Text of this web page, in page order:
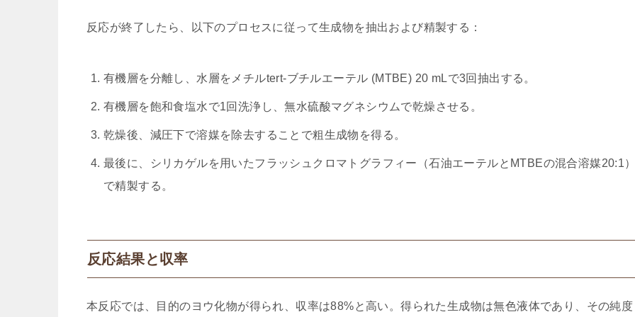
反応が終了したら、以下のプロセスに従って生成物を抽出および精製する：
有機層を分離し、水層をメチルtert-ブチルエーテル (MTBE) 20 mLで3回抽出する。
有機層を飽和食塩水で1回洗浄し、無水硫酸マグネシウムで乾燥させる。
乾燥後、減圧下で溶媒を除去することで粗生成物を得る。
最後に、シリカゲルを用いたフラッシュクロマトグラフィー（石油エーテルとMTBEの混合溶媒20:1
で精製する。
反応結果と収率
本反応では、目的のヨウ化物が得られ、収率は88%と高い。得られた生成物は無色液体であり、その純度